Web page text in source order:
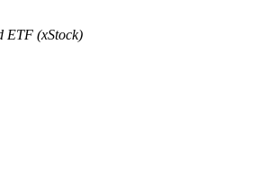
quản lý tài chính
lý tài chính hiện tại và thu nhập lâu dài
ETF (xStock)